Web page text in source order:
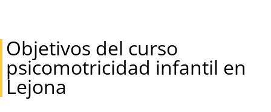
Objetivos del curso
psicomotricidad infantil en
Lejona